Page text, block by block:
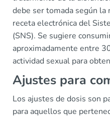
debe ser tomada según la
receta electrónica del
(SNS). Se sugiere
aproximadamente entre
actividad sexual para
Ajustes para
Los ajustes de dosis son
para aquellos que